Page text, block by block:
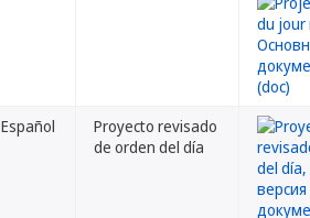
Español
Proyecto revisado
de orden del día